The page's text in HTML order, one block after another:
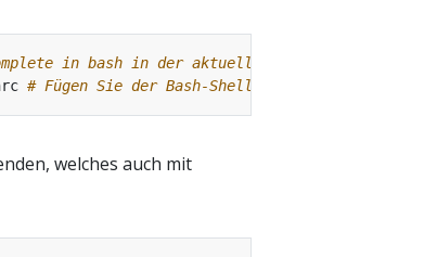
in bash in der aktuellen Shell
# Fügen Sie der Bash-Shell dauerhaft
welches auch mit